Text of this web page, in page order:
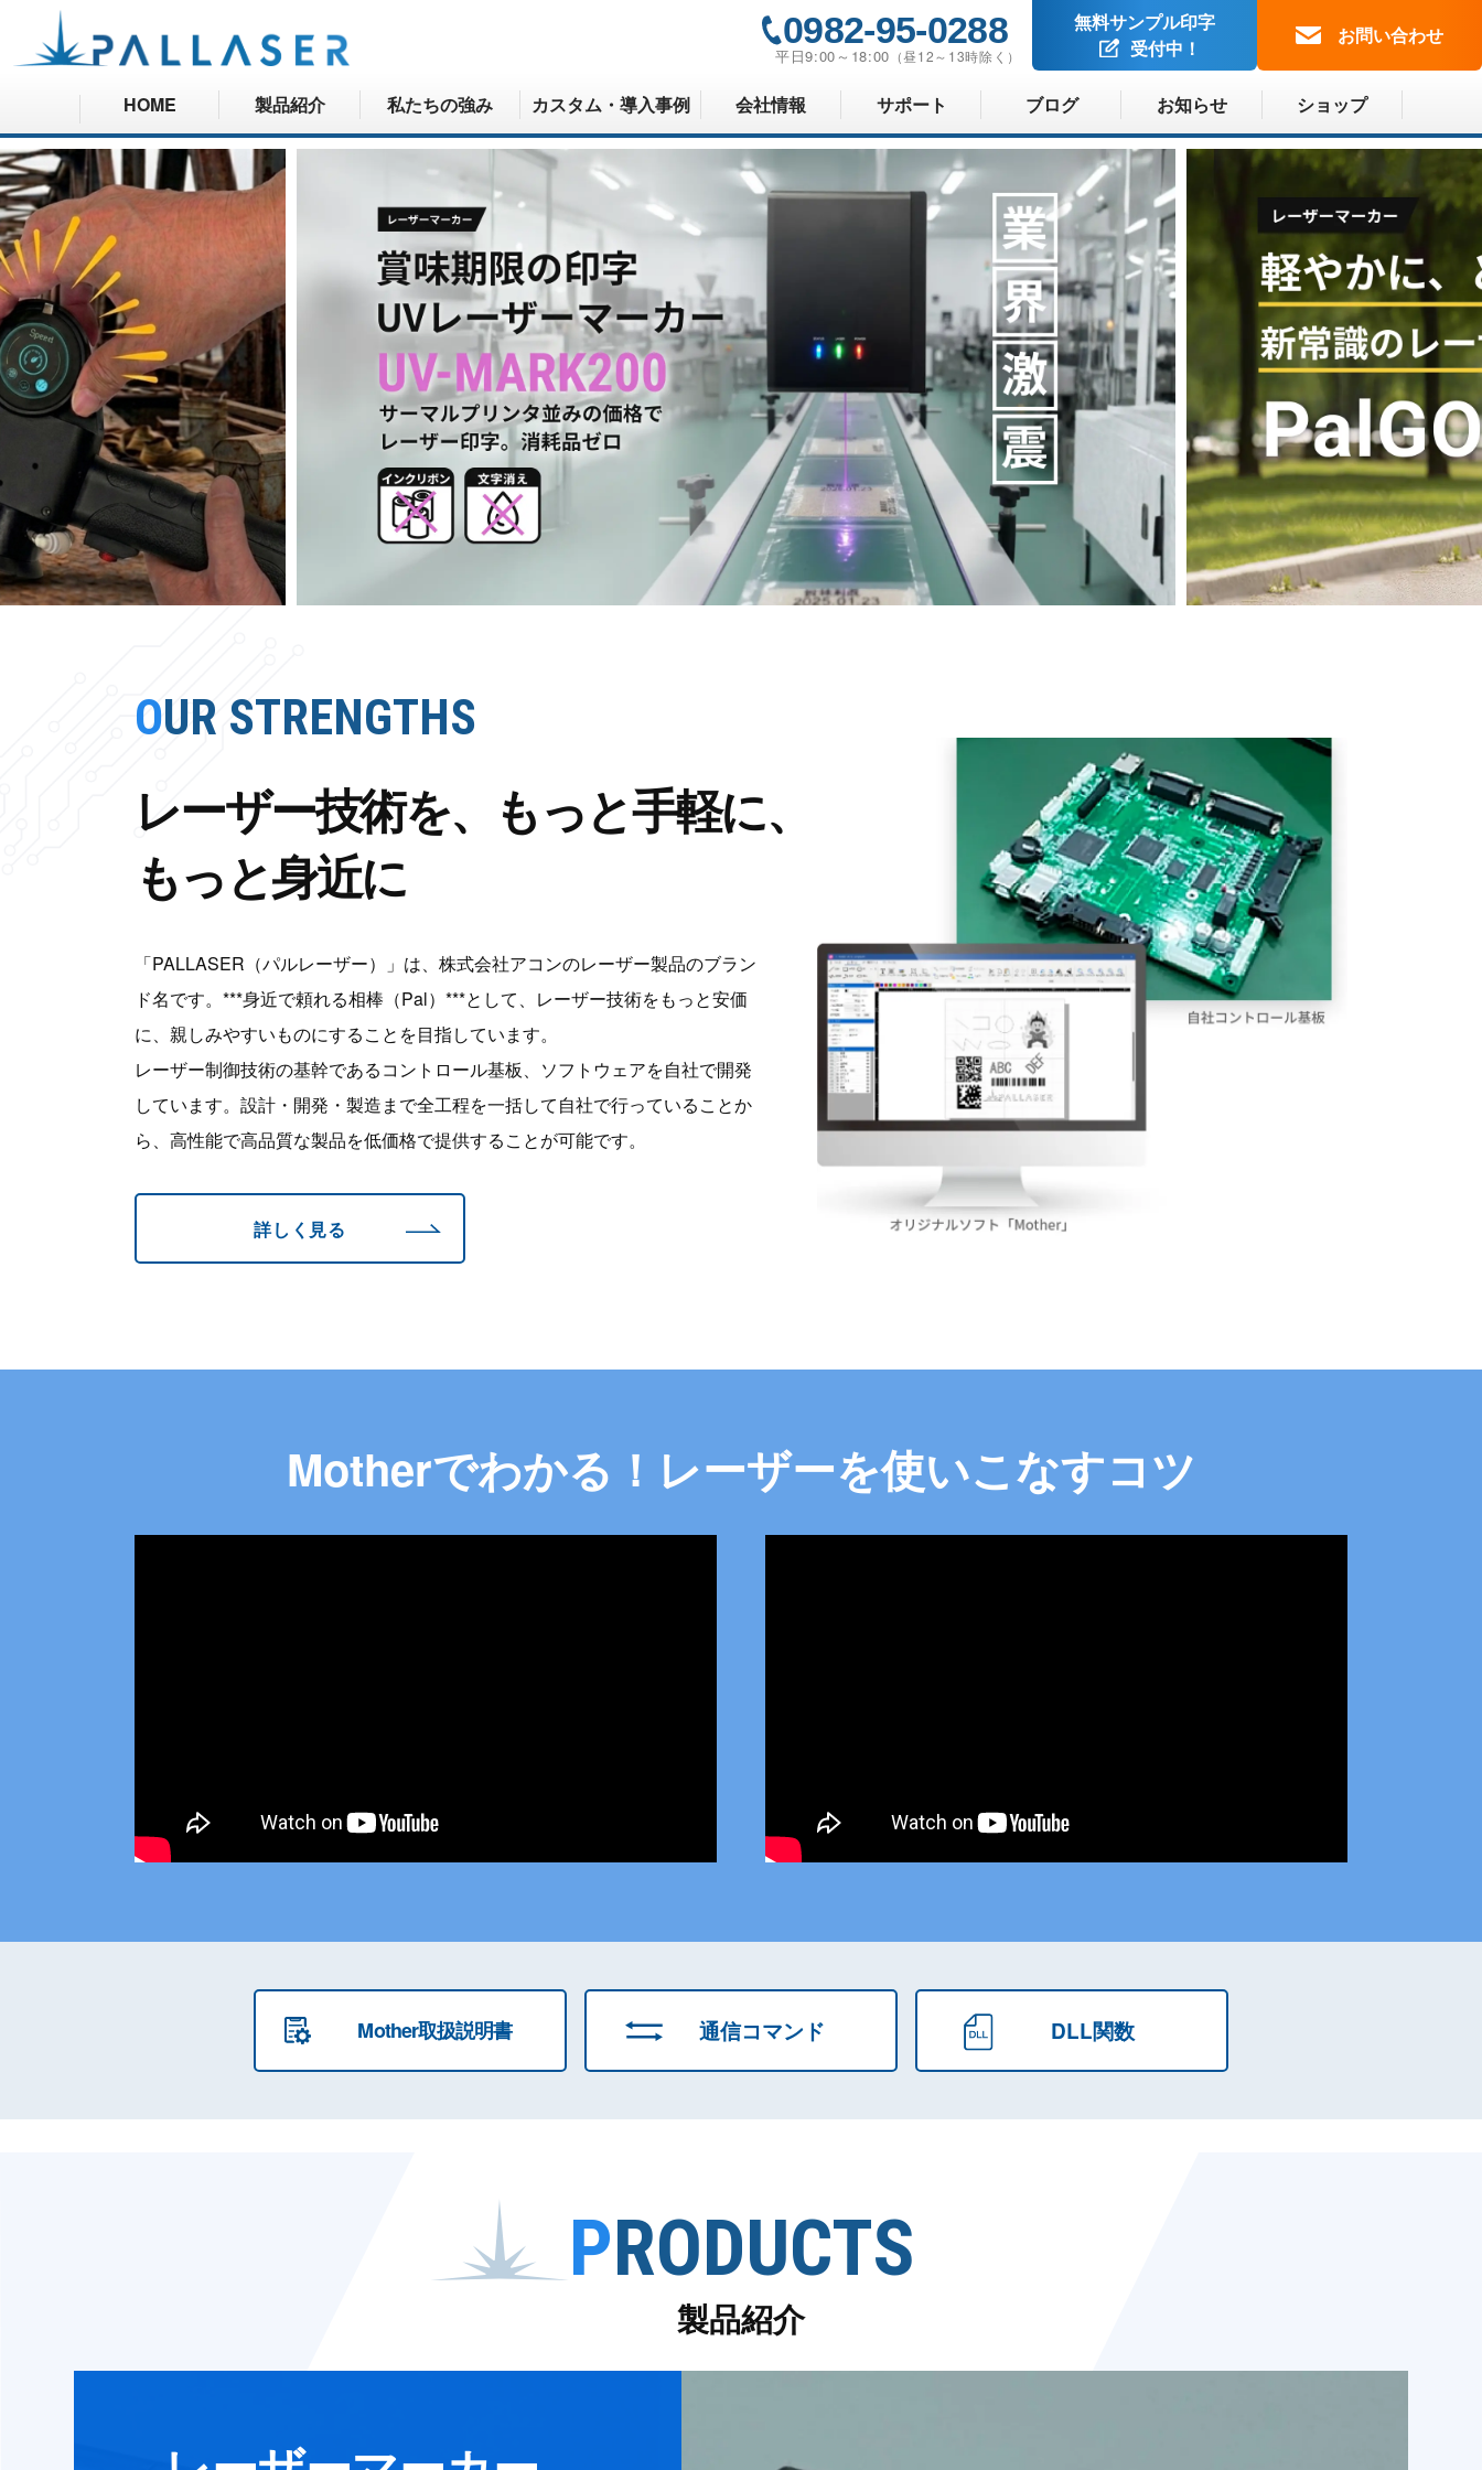
0982-95-0288
平日9:00～18:00 （昼12～13時除く）
無料サンプル印字
受付中！
お問い合わせ
HOME 製品紹介 私たちの強み カスタム・導入事例 会社情報 サポート ブログ お知らせ ショップ
OUR STRENGTHS
レーザー技術を、もっと手軽に、
もっと身近に
「PALLASER（パルレーザー）」は、株式会社アコンのレーザー製品のブラン
ド名です。***身近で頼れる相棒（Pal）***として、レーザー技術をもっと安価
に、親しみやすいものにすることを目指しています。
レーザー制御技術の基幹であるコントロール基板、ソフトウェアを自社で開発
しています。設計・開発・製造まで全工程を一括して自社で行っていることか
ら、高性能で高品質な製品を低価格で提供することが可能です。
詳しく見る
Motherでわかる！ レーザーを使いこなすコツ
Mother取扱説明書 通信コマンド DLL関数
PRODUCTS
製品紹介